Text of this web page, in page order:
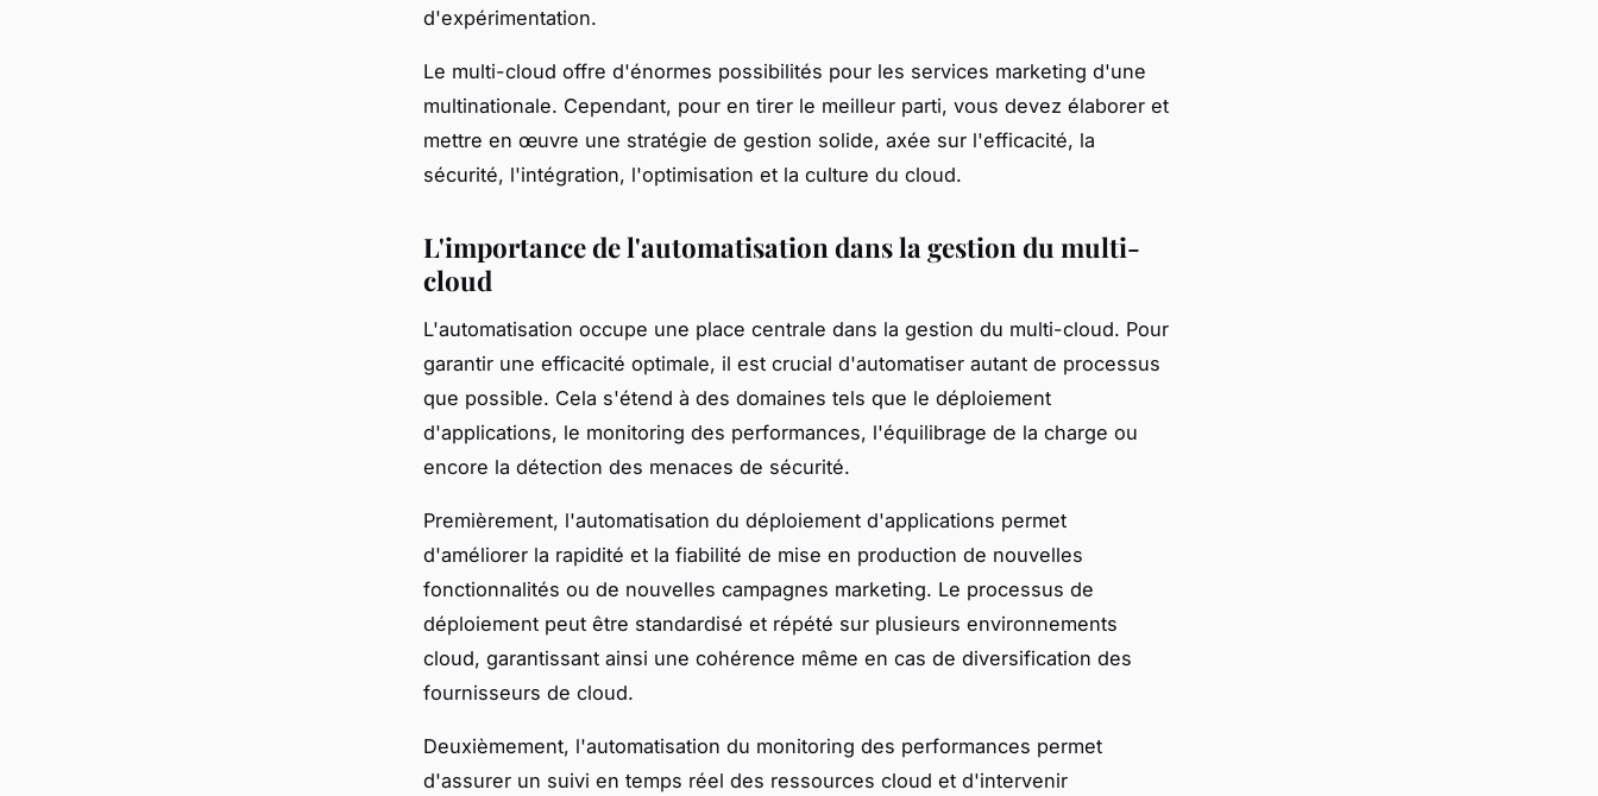
d'expérimentation.
Le multi-cloud offre d'énormes possibilités pour les services marketing d'une
multinationale. Cependant, pour en tirer le meilleur parti, vous devez élaborer et
mettre en œuvre une stratégie de gestion solide, axée sur l'efficacité, la
sécurité, l'intégration, l'optimisation et la culture du cloud.
L'importance de l'automatisation dans la gestion du multi-
cloud
L'automatisation occupe une place centrale dans la gestion du multi-cloud. Pour
garantir une efficacité optimale, il est crucial d'automatiser autant de processus
que possible. Cela s'étend à des domaines tels que le déploiement
d'applications, le monitoring des performances, l'équilibrage de la charge ou
encore la détection des menaces de sécurité.
Premièrement, l'automatisation du déploiement d'applications permet
d'améliorer la rapidité et la fiabilité de mise en production de nouvelles
fonctionnalités ou de nouvelles campagnes marketing. Le processus de
déploiement peut être standardisé et répété sur plusieurs environnements
cloud, garantissant ainsi une cohérence même en cas de diversification des
fournisseurs de cloud.
Deuxièmement, l'automatisation du monitoring des performances permet
d'assurer un suivi en temps réel des ressources cloud et d'intervenir